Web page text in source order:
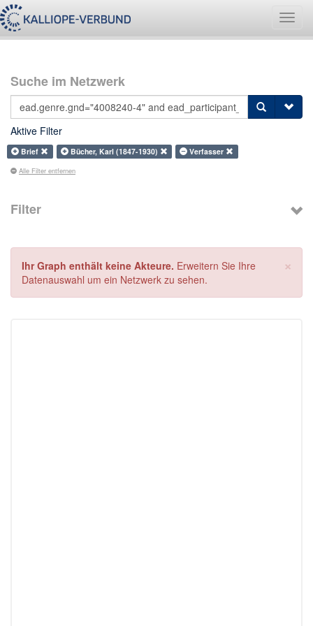
Suche im Netzwerk
Aktive Filter
Brief Bücher, Karl (1847-1930) Verfasser
Alle Filter entfernen
Filter
×
Ihr Graph enthält keine Akteure. Erweitern Sie Ihre
Datenauswahl um ein Netzwerk zu sehen.